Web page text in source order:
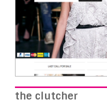
the clutcher